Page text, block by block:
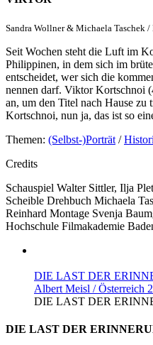
Sandra Wollner & Michaela Taschek
Seit Wochen steht die Luft im
Philippinen, in dem sich im
entscheidet, wer sich die
nennen darf. Viktor Kortschnoi
an, um den Titel nach Hause
Kortschnoi, nun ja, das ist so
Themen: (Selbst-)Porträt /
Credits
Schauspiel Walter Sittler, Ilja
Scheible Drehbuch Michaela
Reinhard Montage Svenja
Hochschule Filmakademie
DIE LAST DER
Albert Meisl / Österreich
DIE LAST DER
DIE LAST DER